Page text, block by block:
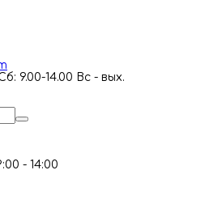
9.00-14.00 Вс - вых.
- 14:00